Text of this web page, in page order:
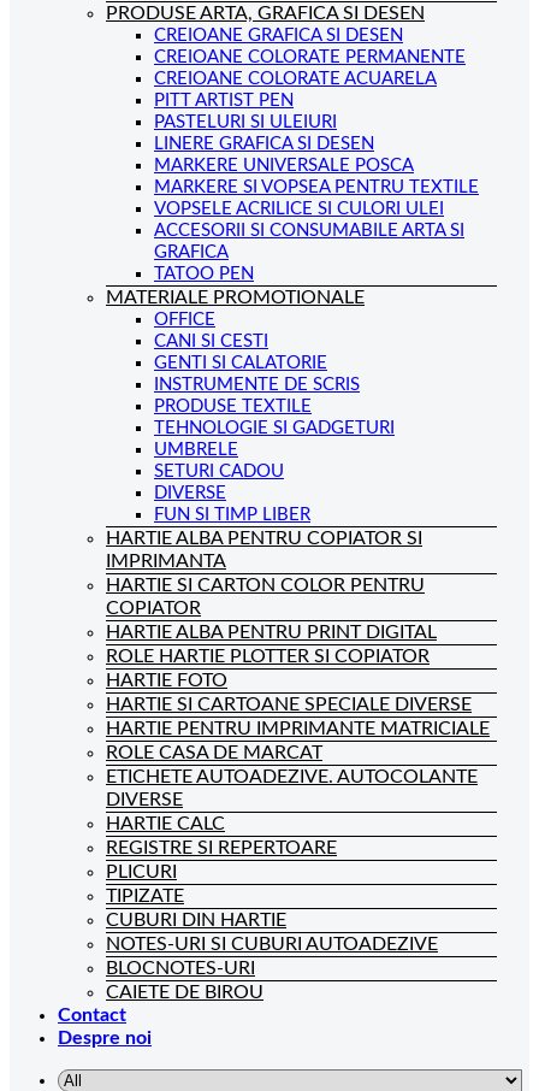
PRODUSE ARTA, GRAFICA SI DESEN
CREIOANE GRAFICA SI DESEN
CREIOANE COLORATE PERMANENTE
CREIOANE COLORATE ACUARELA
PITT ARTIST PEN
PASTELURI SI ULEIURI
LINERE GRAFICA SI DESEN
MARKERE UNIVERSALE POSCA
MARKERE SI VOPSEA PENTRU TEXTILE
VOPSELE ACRILICE SI CULORI ULEI
ACCESORII SI CONSUMABILE ARTA SI
GRAFICA
TATOO PEN
MATERIALE PROMOTIONALE
OFFICE
CANI SI CESTI
GENTI SI CALATORIE
INSTRUMENTE DE SCRIS
PRODUSE TEXTILE
TEHNOLOGIE SI GADGETURI
UMBRELE
SETURI CADOU
DIVERSE
FUN SI TIMP LIBER
HARTIE ALBA PENTRU COPIATOR SI
IMPRIMANTA
HARTIE SI CARTON COLOR PENTRU
COPIATOR
HARTIE ALBA PENTRU PRINT DIGITAL
ROLE HARTIE PLOTTER SI COPIATOR
HARTIE FOTO
HARTIE SI CARTOANE SPECIALE DIVERSE
HARTIE PENTRU IMPRIMANTE MATRICIALE
ROLE CASA DE MARCAT
ETICHETE AUTOADEZIVE. AUTOCOLANTE
DIVERSE
HARTIE CALC
REGISTRE SI REPERTOARE
PLICURI
TIPIZATE
CUBURI DIN HARTIE
NOTES-URI SI CUBURI AUTOADEZIVE
BLOCNOTES-URI
CAIETE DE BIROU
Contact
Despre noi